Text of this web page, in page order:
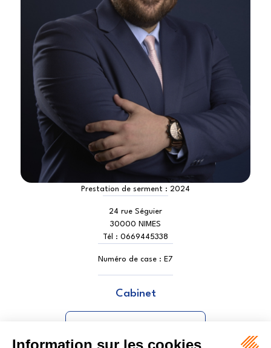
Prestation de serment : 2024
24 rue Séguier
30000 NIMES
Tél : 0669445338
Numéro de case : E7
Cabinet
KRKAC MICKAËL